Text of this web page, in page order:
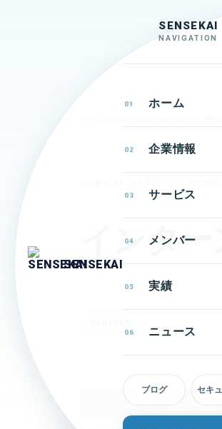
SENSEKAI
SENSEKAI
NAVIGATION
01 ホーム
02 企業情報
03 サービス
04 メンバー
05 実績
06 ニュース
ブログ セキ
インタ